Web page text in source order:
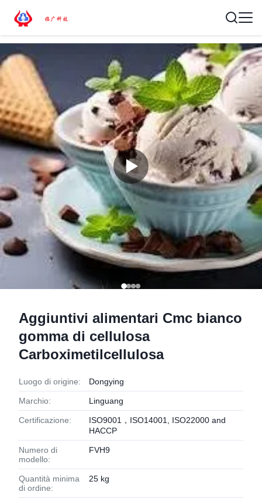
Aggiuntivi alimentari Cmc bianco
gomma di cellulosa
Carboximetilcellulosa
Luogo di origine: Dongying
Marchio: Linguang
Certificazione:
ISO9001，ISO14001, ISO22000 and
HACCP
Numero di
modello:
FVH9
Quantità minima
di ordine:
25 kg